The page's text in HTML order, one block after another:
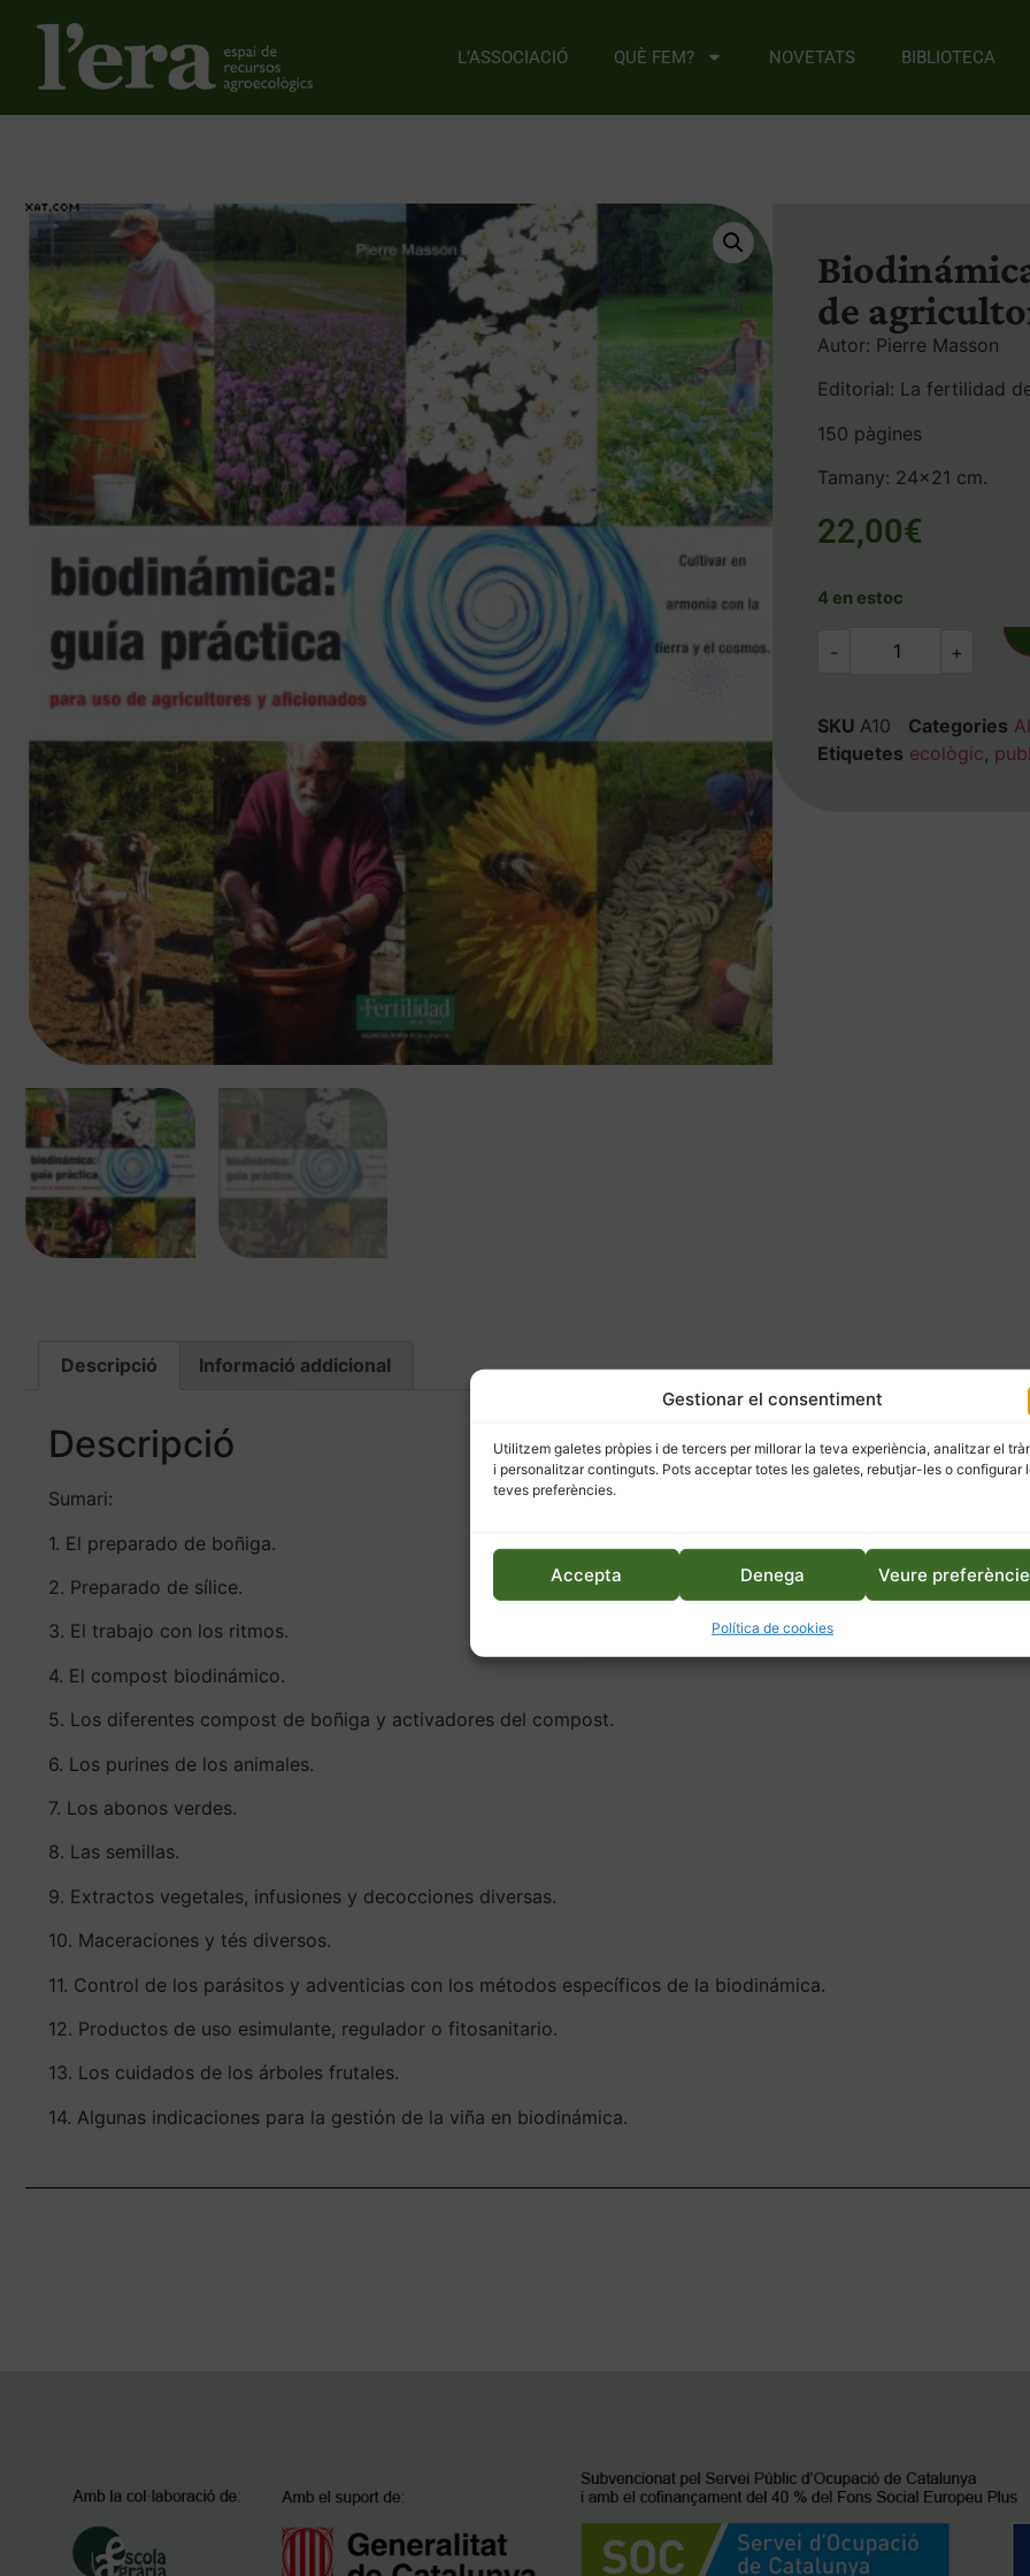
Gestionar el consentiment
Utilitzem galetes pròpies i de tercers per millorar la teva experiència, analitzar el
i personalitzar continguts. Pots acceptar totes les galetes, rebutjar-les o configurar
teves preferències.
Accepta Denega Veure
Política de cookies
L’ASSOCIACIÓ QUÈ FEM? NOVETATS BIBLIOTECA
de
Autor: Pierre Masson
Editorial: La fertilidad
150 pàgines
Tamany: 24×21 cm.
22,00€
4 en estoc
- +
SKU A10 Categories
Etiquetes ecològic,
Descripció Informació addicional
Descripció
Sumari:
1. El preparado de boñiga.
2. Preparado de sílice.
3. El trabajo con los ritmos.
4. El compost biodinámico.
5. Los diferentes compost de boñiga y activadores del compost.
6. Los purines de los animales.
7. Los abonos verdes.
8. Las semillas.
9. Extractos vegetales, infusiones y decocciones diversas.
10. Maceraciones y tés diversos.
11. Control de los parásitos y adventicias con los métodos específicos de la biodinámica.
12. Productos de uso esimulante, regulador o fitosanitario.
13. Los cuidados de los árboles frutales.
14. Algunas indicaciones para la gestión de la viña en biodinámica.